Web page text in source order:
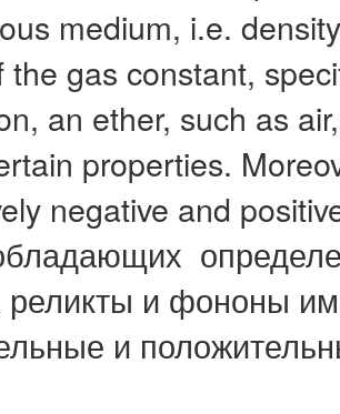
medium, i.e.
the gas constant,
an ether, such as
properties.
negative and
и фононы
и